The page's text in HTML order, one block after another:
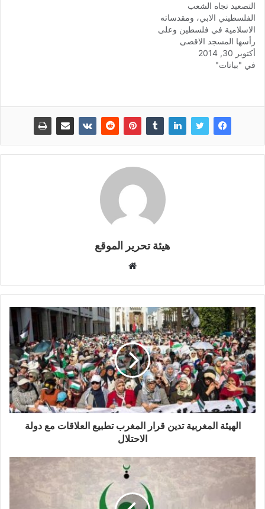
التصعيد تجاه الشعب
الفلسطيني الابي، ومقدساته
الاسلامية في فلسطين وعلى
رأسها المسجد الاقصى
المبارك، وبعد الاقتحامات
المتكررة التي قام بها جيش
المسجد الأقصى بشكل كلي
أمام المصليين الفلسطينيين،…
أكتوبر 30, 2014
في "بيانات"
هيئة تحرير الموقع
الهيئة المغربية تدين قرار المغرب تطبيع العلاقات مع دولة
الاحتلال